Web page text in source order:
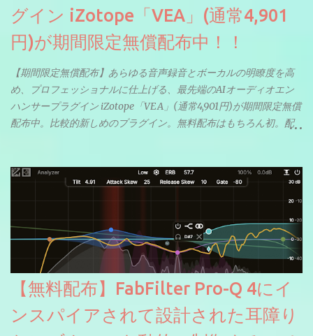
グイン iZotope「VEA」(通常4,901
円)が期間限定無償配布中！！
【期間限定無償配布】あらゆる音声録音とボーカルの明瞭度を高
め、プロフェッショナルに仕上げる、最先端のAIオーディオエン
ハンサープラグイン iZotope「VEA」(通常4,901円)が期間限定無償
配布中。比較的新しめのプラグイン。無料配布はもちろん初。配
【無料配布】FabFilter Pro-Q 4にイ
ンスパイアされて設計された耳障り